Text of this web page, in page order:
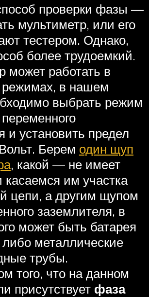
проверки фазы —
мультиметр, или его
тестером. Однако,
более трудоемкий.
может работать в
в нашем
выбрать режим
и установить предел
Берем один щуп
, какой — не имеет
касаемся им участка
цепи, а другим щупом
заземлителя, в
может быть батарея
металлические
трубы.
того, что на данном
присутствует фаза